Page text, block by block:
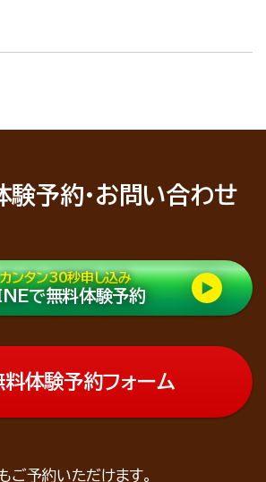
験予約・お問い合わせ
カンタン30秒申し込み
で無料体験予約
料体験予約フォーム
ご予約いただけます。